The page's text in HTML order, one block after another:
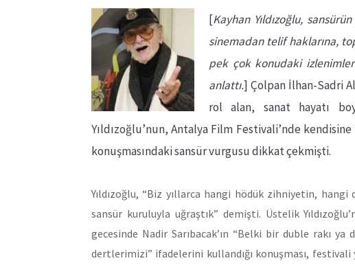
[Kayhan Yıldızoğlu,
sinemadan telif haklarına,
pek çok konudaki
anlattı.] Çolpan İlhan-Sadri
rol alan, sanat hayatı
Yıldızoğlu’nun, Antalya Film Festivali’nde
konuşmasındaki sansür vurgusu dikkat çekmişti.
Yıldızoğlu, “Biz yıllarca hangi hödük zihniyetin,
sansür kuruluyla uğraştık” demişti. Üstelik
gecesinde Nadir Sarıbacak’ın “Belki bir duble rakı
dertlerimizi” ifadelerini kullandığı konuşması,